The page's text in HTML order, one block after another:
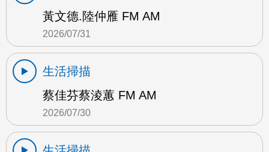
黃文德.陸仲雁 FM AM
2026/07/31
生活掃描
蔡佳芬蔡淩蕙 FM AM
2026/07/30